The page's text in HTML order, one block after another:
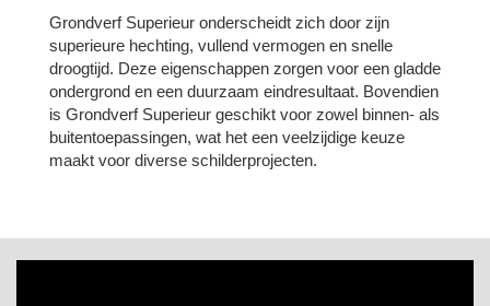
Grondverf Superieur onderscheidt zich door zijn
superieure hechting, vullend vermogen en snelle
droogtijd. Deze eigenschappen zorgen voor een gladde
ondergrond en een duurzaam eindresultaat. Bovendien
is Grondverf Superieur geschikt voor zowel binnen- als
buitentoepassingen, wat het een veelzijdige keuze
maakt voor diverse schilderprojecten.